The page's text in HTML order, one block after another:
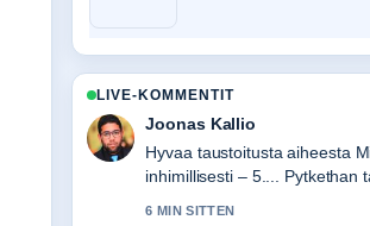
LIVE-KOMMENTIT
Joonas Kallio
Hyvaa taustoitusta aiheesta
inhimillisesti – 5.... Pytkethan
6 MIN SITTEN